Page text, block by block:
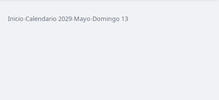
Inicio›Calendario 2029›Mayo›Domingo 13